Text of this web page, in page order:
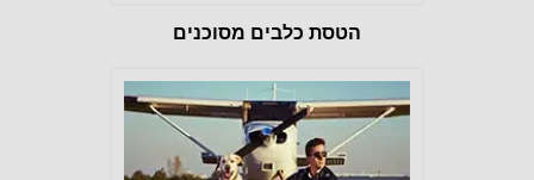
הטסת כלבים מסוכנים